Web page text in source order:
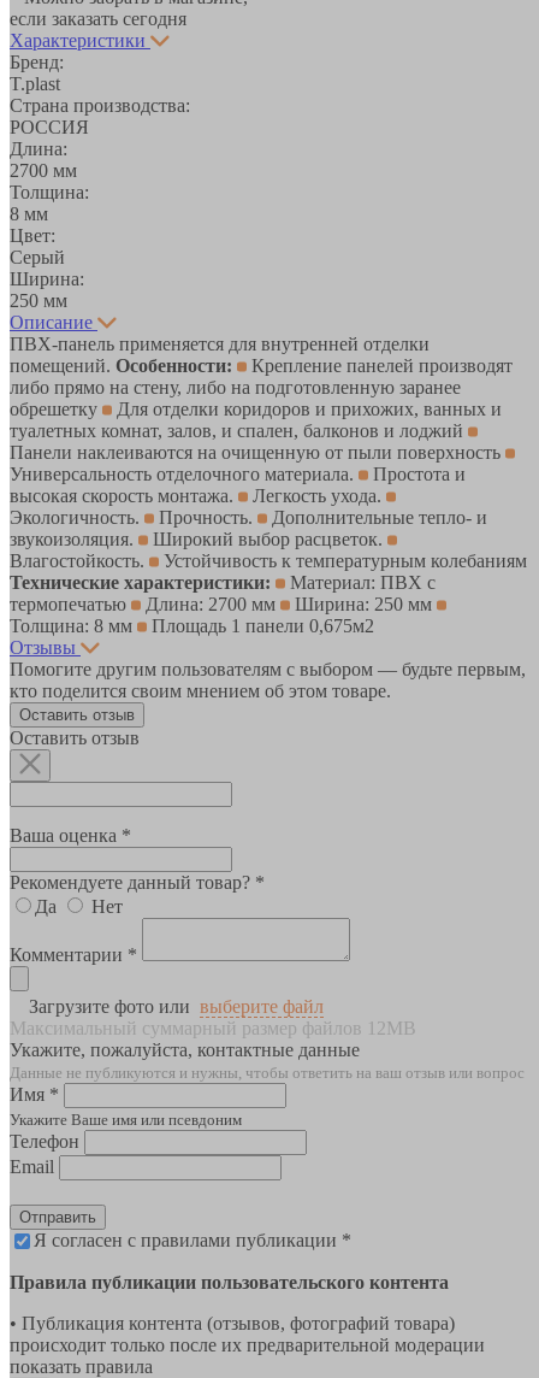
если заказать сегодня
Характеристики
Бренд:
T.plast
Страна производства:
РОССИЯ
Длина:
2700 мм
Толщина:
8 мм
Цвет:
Серый
Ширина:
250 мм
Описание
ПВХ-панель применяется для внутренней отделки
помещений. Особенности:
Крепление панелей производят
либо прямо на стену, либо на подготовленную заранее
обрешетку
Для отделки коридоров и прихожих, ванных и
туалетных комнат, залов, и спален, балконов и лоджий
Панели наклеиваются на очищенную от пыли поверхность
Универсальность отделочного материала.
Простота и
высокая скорость монтажа.
Легкость ухода.
Экологичность.
Прочность.
Дополнительные тепло- и
звукоизоляция.
Широкий выбор расцветок.
Влагостойкость.
Устойчивость к температурным колебаниям
Технические характеристики:
Материал: ПВХ с
термопечатью
Длина: 2700 мм
Ширина: 250 мм
Толщина: 8 мм
Площадь 1 панели 0,675м2
Отзывы
Помогите другим пользователям с выбором — будьте первым,
кто поделится своим мнением об этом товаре.
Оставить отзыв
Оставить отзыв
Ваша оценка *
Рекомендуете данный товар? *
Да
Нет
Комментарии *
Загрузите фото или выберите файл
Максимальный суммарный размер файлов 12MB
Укажите, пожалуйста, контактные данные
Данные не публикуются и нужны, чтобы ответить на ваш отзыв или вопрос
Имя *
Укажите Ваше имя или псевдоним
Телефон
Email
Отправить
Я согласен с правилами публикации *
Правила публикации пользовательского контента
• Публикация контента (отзывов, фотографий товара)
происходит только после их предварительной модерации
показать правила